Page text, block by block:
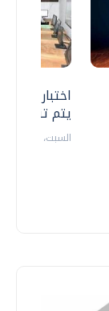
اختبارات
يتم
السبت، 18 يوليو 2026 09:22 ص